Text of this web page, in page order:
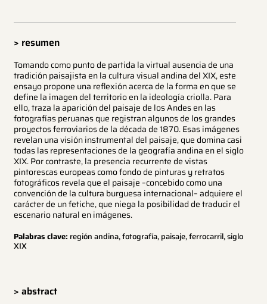
> resumen
Tomando como punto de partida la virtual ausencia de una
tradición paisajista en la cultura visual andina del XIX, este
ensayo propone una reflexión acerca de la forma en que se
define la imagen del territorio en la ideología criolla. Para
ello, traza la aparición del paisaje de los Andes en las
fotografías peruanas que registran algunos de los grandes
proyectos ferroviarios de la década de 1870. Esas imágenes
revelan una visión instrumental del paisaje, que domina casi
todas las representaciones de la geografía andina en el siglo
XIX. Por contraste, la presencia recurrente de vistas
pintorescas europeas como fondo de pinturas y retratos
fotográficos revela que el paisaje –concebido como una
convención de la cultura burguesa internacional– adquiere el
carácter de un fetiche, que niega la posibilidad de traducir el
escenario natural en imágenes.
Palabras clave: región andina, fotografía, paisaje, ferrocarril, siglo
XIX
> abstract